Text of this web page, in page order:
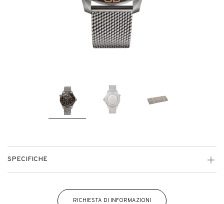
SPECIFICHE
RICHIESTA DI INFORMAZIONI